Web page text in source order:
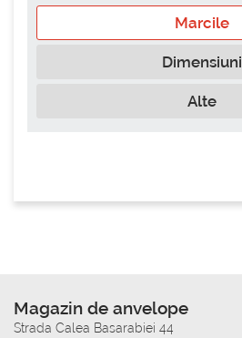
Marcile
Dimensiuni
Alte
Magazin de anvelope
Strada Calea Basarabiei 44